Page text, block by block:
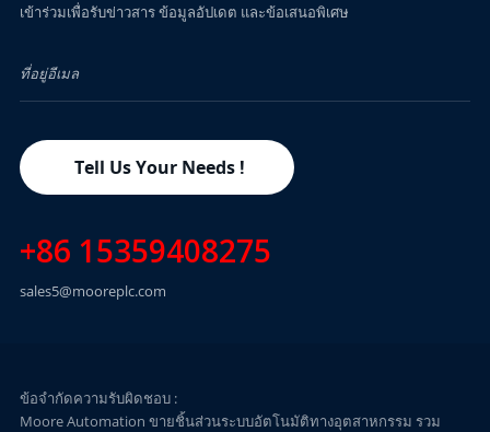
เข้าร่วมเพื่อรับข่าวสาร ข้อมูลอัปเดต และข้อเสนอพิเศษ
Tell Us Your Needs !
+86 15359408275
sales5@mooreplc.com
ข้อจำกัดความรับผิดชอบ :
Moore Automation ขายชิ้นส่วนระบบอัตโนมัติทางอุตสาหกรรม รวม